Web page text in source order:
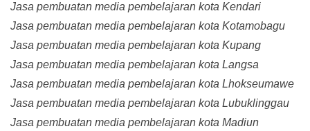
Jasa pembuatan media pembelajaran kota Kendari
Jasa pembuatan media pembelajaran kota Kotamobagu
Jasa pembuatan media pembelajaran kota Kupang
Jasa pembuatan media pembelajaran kota Langsa
Jasa pembuatan media pembelajaran kota Lhokseumawe
Jasa pembuatan media pembelajaran kota Lubuklinggau
Jasa pembuatan media pembelajaran kota Madiun